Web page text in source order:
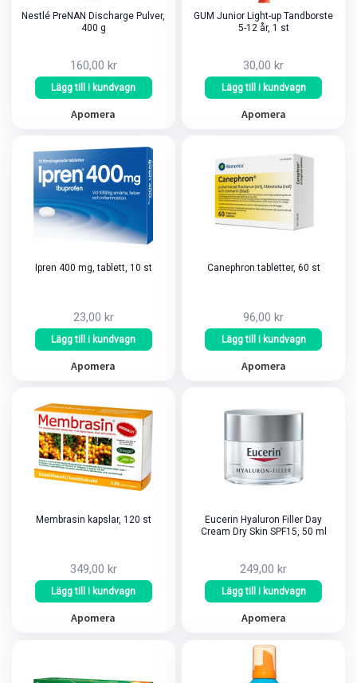
Nestlé PreNAN Discharge Pulver,
400 g
160,00 kr
Lägg till i kundvagn
Apomera
GUM Junior Light-up Tandborste
5-12 år, 1 st
30,00 kr
Lägg till i kundvagn
Apomera
Ipren 400 mg, tablett, 10 st
23,00 kr
Lägg till i kundvagn
Apomera
Canephron tabletter, 60 st
96,00 kr
Lägg till i kundvagn
Apomera
Membrasin kapslar, 120 st
349,00 kr
Lägg till i kundvagn
Apomera
Eucerin Hyaluron Filler Day
Cream Dry Skin SPF15, 50 ml
249,00 kr
Lägg till i kundvagn
Apomera